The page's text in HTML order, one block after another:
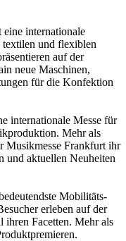
eine internationale
textilen und flexiblen
auf der
neue Maschinen,
für die Konfektion
internationale Messe für
Mehr als
Musikmesse Frankfurt ihr
und aktuellen Neuheiten
Mobilitäts-
erleben auf der
Facetten. Mehr als